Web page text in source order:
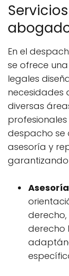
En el
se ofrece
legales
necesidades
diversas
despacho
asesoría y
garantizando
derecho,
derecho